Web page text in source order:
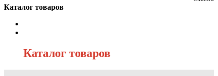
Каталог товаров
Каталог товаров